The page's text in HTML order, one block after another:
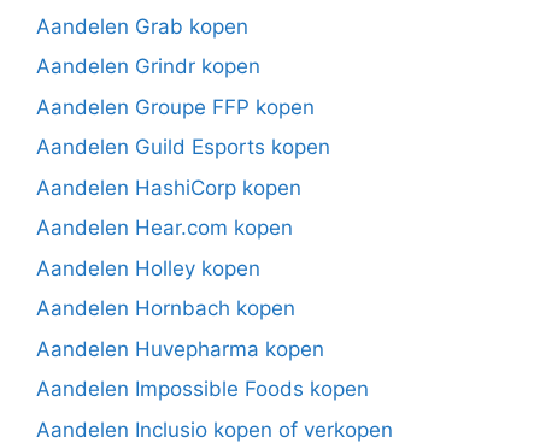
Aandelen Grab kopen
Aandelen Grindr kopen
Aandelen Groupe FFP kopen
Aandelen Guild Esports kopen
Aandelen HashiCorp kopen
Aandelen Hear.com kopen
Aandelen Holley kopen
Aandelen Hornbach kopen
Aandelen Huvepharma kopen
Aandelen Impossible Foods kopen
Aandelen Inclusio kopen of verkopen